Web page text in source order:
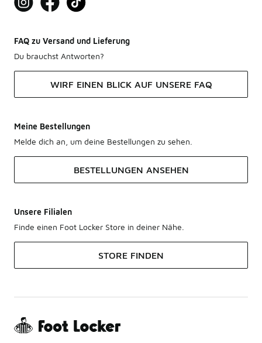
FAQ zu Versand und Lieferung
Du brauchst Antworten?
WIRF EINEN BLICK AUF UNSERE FAQ
Meine Bestellungen
Melde dich an, um deine Bestellungen zu sehen.
BESTELLUNGEN ANSEHEN
Unsere Filialen
Finde einen Foot Locker Store in deiner Nähe.
STORE FINDEN